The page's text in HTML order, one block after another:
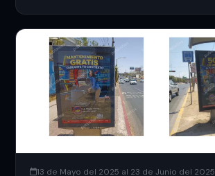
13 de Mayo del 2025 al 23 de Junio del 2025